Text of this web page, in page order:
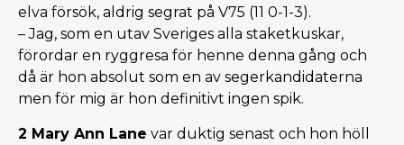
elva försök, aldrig segrat på V75 (11 0-1-3).
– Jag, som en utav Sveriges alla staketkuskar,
förordar en ryggresa för henne denna gång och
då är hon absolut som en av segerkandidaterna
men för mig är hon definitivt ingen spik.
2 Mary Ann Lane var duktig senast och hon höll